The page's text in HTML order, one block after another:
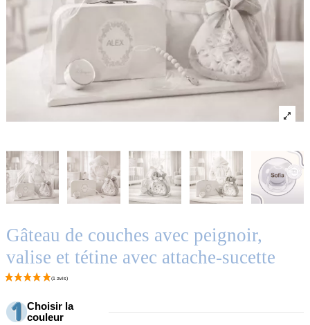
Gâteau de couches avec peignoir,
valise et tétine avec attache-sucette
Choisir la
couleur